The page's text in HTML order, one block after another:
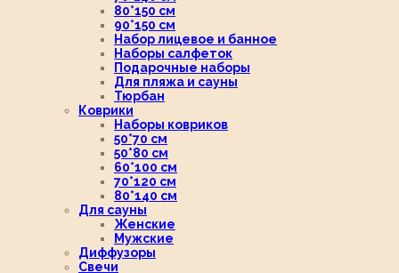
80*150 см
90*150 см
Набор лицевое и банное
Наборы салфеток
Подарочные наборы
Для пляжа и сауны
Тюрбан
Коврики
Наборы ковриков
50*70 см
50*80 см
60*100 см
70*120 см
80*140 см
Для сауны
Женские
Мужские
Диффузоры
Свечи